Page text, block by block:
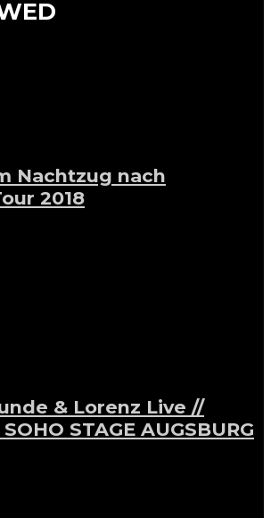
Nachtzug nach
2018
& Lorenz Live //
STAGE AUGSBURG